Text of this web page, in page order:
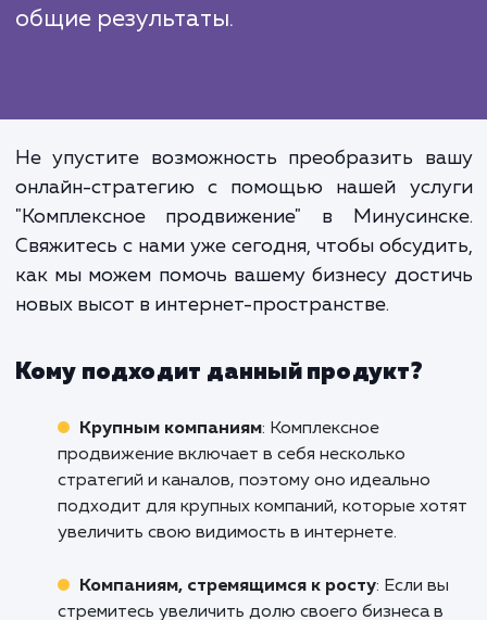
вашего бизнеса, что позволяет вам
Комплексное продвижение не
сочетает различные каналы
маркетинга. Оно создает
между ними, усиливая
общие результаты.
Не упустите возможность преобразить
"Комплексное продвижение" в